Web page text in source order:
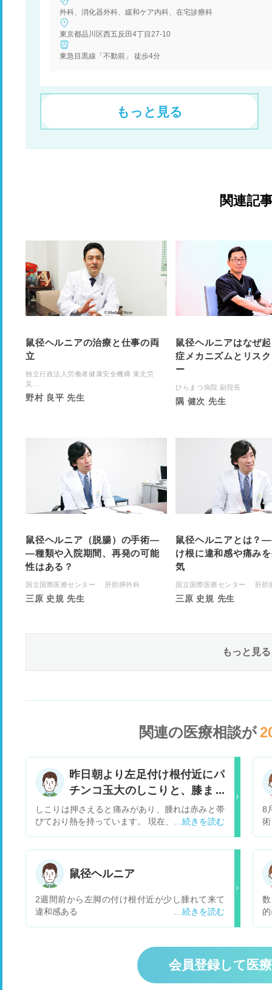
外科、消化器外科、緩和ケア内科、在宅診療科
東京都品川区西五反田4丁目27-10
東急目黒線「不動前」 徒歩4分
もっと見る
関連記
鼠径ヘルニアの治療と仕事の両
立
独立行政法人労働者健康安全機構 東北労
災...
野村 良平 先生
鼠径ヘルニアはなぜ
症メカニズムとリス
ー
ひらまつ病院 副院長
隅 健次 先生
鼠径ヘルニア（脱腸）の手術―
―種類や入院期間、再発の可能
性はある？
国立国際医療センター 肝胆膵外科
三原 史規 先生
鼠径ヘルニアとは？
け根に違和感や痛み
気
国立国際医療センター 肝胆
三原 史規 先生
もっと見る
関連の医療相談が
昨日朝より左足付け根付近にパ
チンコ玉大のしこりと、膝まで
の３センチ幅くらいの腫れ
しこりは押さえると痛みがあり、腫れは赤みと帯
びており熱を持っています。 現在、医者にもかか
しております。 このまま様子を見ていいものや
ら、本人が非常に不安がっており医者に連れてい
くにも 日曜で緊急性があるのかわかりません。ま
た何科を受診したらいいのか迷っています。
8
鼠径ヘルニア
2週間前から左脚の付け根付近が少し腫れて来て
違和感ある
会員登録して医